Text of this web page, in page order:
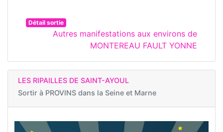
Détail sortie
Autres manifestations aux environs de
MONTEREAU FAULT YONNE
LES RIPAILLES DE SAINT-AYOUL
Sortir à PROVINS dans la Seine et Marne